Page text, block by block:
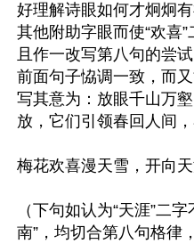
好理解诗眼如何才炯炯
其他附助字眼而使“欢喜
且作一改写第八句的尝
前面句子恊调一致，而
写其意为：放眼千山万
放，它们引领春回人间
梅花欢喜漫天雪，开向天
（下句如认为“天涯”二
南”，均切合第八句格律